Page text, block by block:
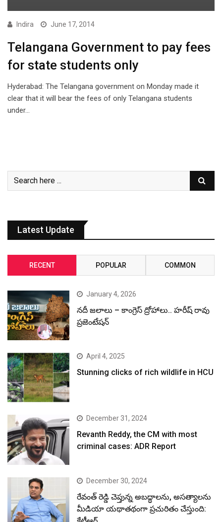
Indira June 17, 2014
Telangana Government to pay fees
for state students only
Hyderabad: The Telangana government on Monday made it
clear that it will bear the fees of only Telangana students
under…
Latest Update
RECENT POPULAR COMMON
January 4, 2026
నదీ జలాలు – కాంగ్రెస్ ద్రోహాలు.. హరీష్ రావు
ప్రజెంటేషన్
April 4, 2025
Stunning clicks of rich wildlife in HCU
December 31, 2024
Revanth Reddy, the CM with most
criminal cases: ADR Report
December 30, 2024
రేవంత్ రెడ్డి చెప్తున్న అబద్ధాలను, అసత్యాలను
మీడియా యథాతథంగా ప్రచురితం చేస్తుంది: